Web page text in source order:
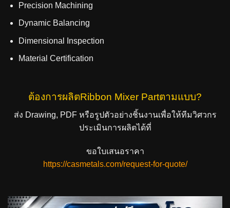
Precision Machining
Dynamic Balancing
Dimensional Inspection
Material Certification
ต้องการผลิตRibbon Mixer Partตามแบบ?
ส่ง Drawing, PDF หรือรูปตัวอย่างชิ้นงานเพื่อให้ทีมวิศวกร
ประเมินการผลิตได้ที่
ขอใบเสนอราคา
https://casmetals.com/request-for-quote/